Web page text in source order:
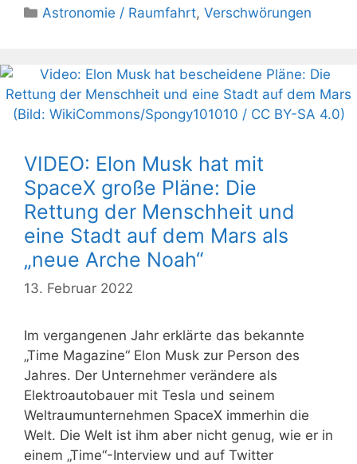
Kategorien
Astronomie / Raumfahrt,Verschwörungen
VIDEO: Elon Musk hat mit
SpaceX große Pläne: Die
Rettung der Menschheit und
eine Stadt auf dem Mars als
„neue Arche Noah“
13. Februar 2022
Im vergangenen Jahr erklärte das bekannte
„Time Magazine“ Elon Musk zur Person des
Jahres. Der Unternehmer verändere als
Elektroautobauer mit Tesla und seinem
Weltraumunternehmen SpaceX immerhin die
Welt. Die Welt ist ihm aber nicht genug, wie er in
einem „Time“-Interview und auf Twitter